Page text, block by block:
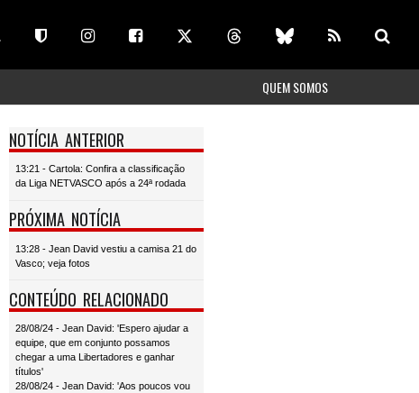
QUEM SOMOS
NOTÍCIA ANTERIOR
13:21 - Cartola: Confira a classificação
da Liga NETVASCO após a 24ª rodada
PRÓXIMA NOTÍCIA
13:28 - Jean David vestiu a camisa 21 do
Vasco; veja fotos
CONTEÚDO RELACIONADO
28/08/24 - Jean David: 'Espero ajudar a
equipe, que em conjunto possamos
chegar a uma Libertadores e ganhar
títulos'
28/08/24 - Jean David: 'Aos poucos vou